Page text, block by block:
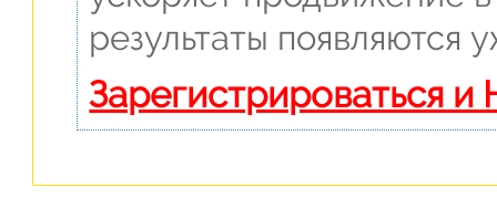
результаты появляются
Зарегистрироваться